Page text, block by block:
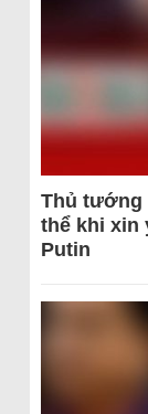
Thủ tướng
thể khi xin
Putin